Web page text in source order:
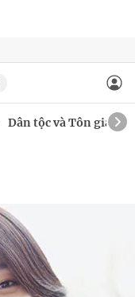
Dân tộc và Tôn giáo